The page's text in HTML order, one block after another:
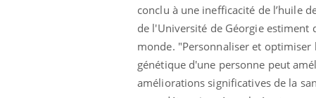
conclu à une inefficacité de l’huile
de l'Université de Géorgie estiment
monde. "Personnaliser et optimiser
génétique d'une personne peut
améliorations significatives de la
Eczéma Chronique des Mains : se
préparer pour l’été !Youtube
L'été arrive… et avec lui, un tout nouveau
rythme de vie ! Vacances, plage, piscine,
Le